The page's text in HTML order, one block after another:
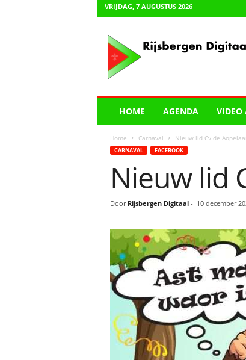
VRIJDAG, 7 AUGUSTUS 2026
HOME AGENDA VIDEO
Home Carnaval Nieuw lid Cv de
CARNAVAL FACEBOOK
Nieuw lid
Door Rijsbergen Digitaal- 10 december